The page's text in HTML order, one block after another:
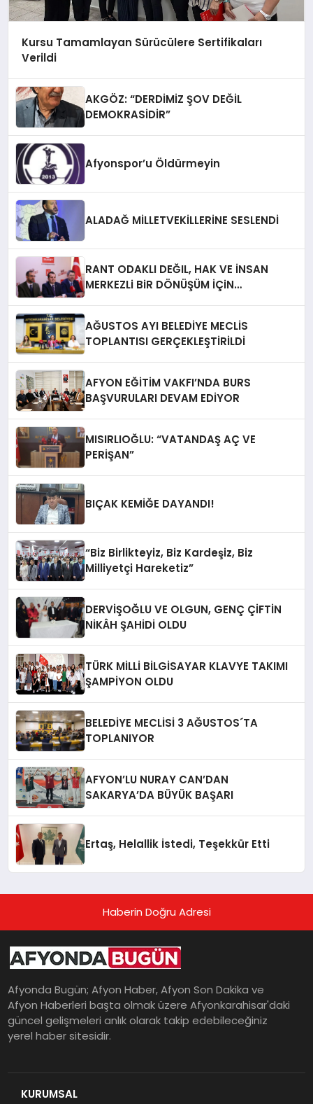
Kursu Tamamlayan Sürücülere Sertifikaları
Verildi
AKGÖZ: “DERDİMİZ ŞOV DEĞİL
DEMOKRASİDİR”
Afyonspor’u Öldürmeyin
ALADAĞ MİLLETVEKİLLERİNE SESLENDİ
RANT ODAKLI DEĞIL, HAK VE İNSAN
MERKEZLi BiR DÖNÜŞÜM İÇiN
AĞUSTOS AYI BELEDİYE MECLİS
TOPLANTISI GERÇEKLEŞTİRİLDİ
AFYON EĞİTİM VAKFI’NDA BURS
BAŞVURULARI DEVAM EDİYOR
MISIRLIOĞLU: “VATANDAŞ AÇ VE
PERİŞAN”
BIÇAK KEMİĞE DAYANDI!
“Biz Birlikteyiz, Biz Kardeşiz, Biz
Milliyetçi Hareketiz”
DERVİŞOĞLU VE OLGUN, GENÇ ÇİFTİN
NİKÂH ŞAHİDİ OLDU
TÜRK MİLLİ BİLGİSAYAR KLAVYE TAKIMI
ŞAMPİYON OLDU
BELEDİYE MECLİSİ 3 AĞUSTOS´TA
TOPLANIYOR
AFYON’LU NURAY CAN’DAN
SAKARYA’DA BÜYÜK BAŞARI
Ertaş, Helallik İstedi, Teşekkür Etti
Haberin Doğru Adresi
Afyonda Bugün; Afyon Haber, Afyon Son Dakika ve
Afyon Haberleri başta olmak üzere Afyonkarahisar'daki
güncel gelişmeleri anlık olarak takip edebileceğiniz
yerel haber sitesidir.
KURUMSAL